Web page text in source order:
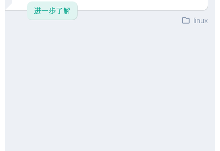
进一步了解
linux